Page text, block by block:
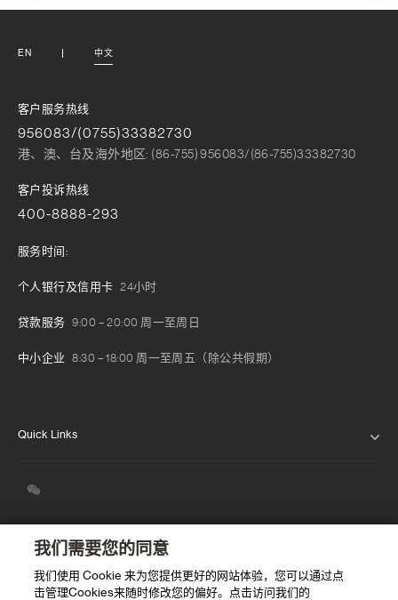
EN 中文
客户服务热线
956083/(0755)33382730
港、澳、台及海外地区: (86-755) 956083/(86-755)33382730
客户投诉热线
400-8888-293
服务时间:
个人银行及信用卡 24小时
贷款服务 9:00 – 20:00 周一至周日
中小企业 8:30 – 18:00 周一至周五（除公共假期）
Quick Links
我们的信念
职业生涯
我们需要您的同意
我们使用 Cookie 来为您提供更好的网站体验，您可以通过点
击管理Cookies来随时修改您的偏好。点击访问我们的